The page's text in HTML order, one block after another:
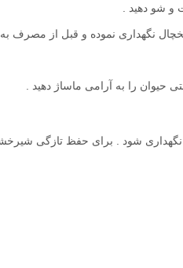
و شو دهید .
نگهداری نموده و قبل از مصرف
را به آرامی ماساژ دهید .
شود . برای حفظ تازگی